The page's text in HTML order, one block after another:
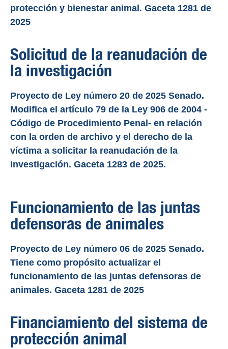
protección y bienestar animal. Gaceta 1281 de
2025
Solicitud de la reanudación de
la investigación
Proyecto de Ley número 20 de 2025 Senado.
Modifica el artículo 79 de la Ley 906 de 2004 -
Código de Procedimiento Penal- en relación
con la orden de archivo y el derecho de la
víctima a solicitar la reanudación de la
investigación. Gaceta 1283 de 2025.
Funcionamiento de las juntas
defensoras de animales
Proyecto de Ley número 06 de 2025 Senado.
Tiene como propósito actualizar el
funcionamiento de las juntas defensoras de
animales. Gaceta 1281 de 2025
Financiamiento del sistema de
protección animal